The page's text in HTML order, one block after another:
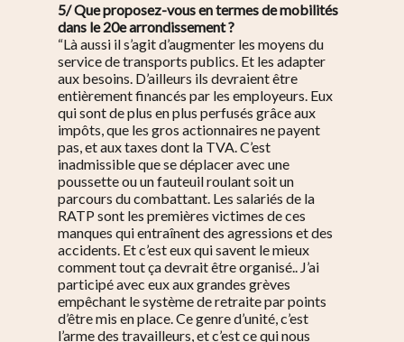
5/ Que proposez-vous en termes de mobilités
dans le 20e arrondissement ?
“Là aussi il s’agit d’augmenter les moyens du
service de transports publics. Et les adapter
aux besoins. D’ailleurs ils devraient être
entièrement financés par les employeurs. Eux
qui sont de plus en plus perfusés grâce aux
impôts, que les gros actionnaires ne payent
pas, et aux taxes dont la TVA. C’est
inadmissible que se déplacer avec une
poussette ou un fauteuil roulant soit un
parcours du combattant. Les salariés de la
RATP sont les premières victimes de ces
manques qui entraînent des agressions et des
accidents. Et c’est eux qui savent le mieux
comment tout ça devrait être organisé.. J’ai
participé avec eux aux grandes grèves
empêchant le système de retraite par points
d’être mis en place. Ce genre d’unité, c’est
l’arme des travailleurs, et c’est ce qui nous